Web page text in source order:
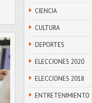
CIENCIA
CULTURA
DEPORTES
ELECCIONES 2020
ELECCIONES 2018
ENTRETENIMIENTO